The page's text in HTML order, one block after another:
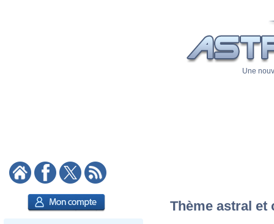
Une
Thème astral et